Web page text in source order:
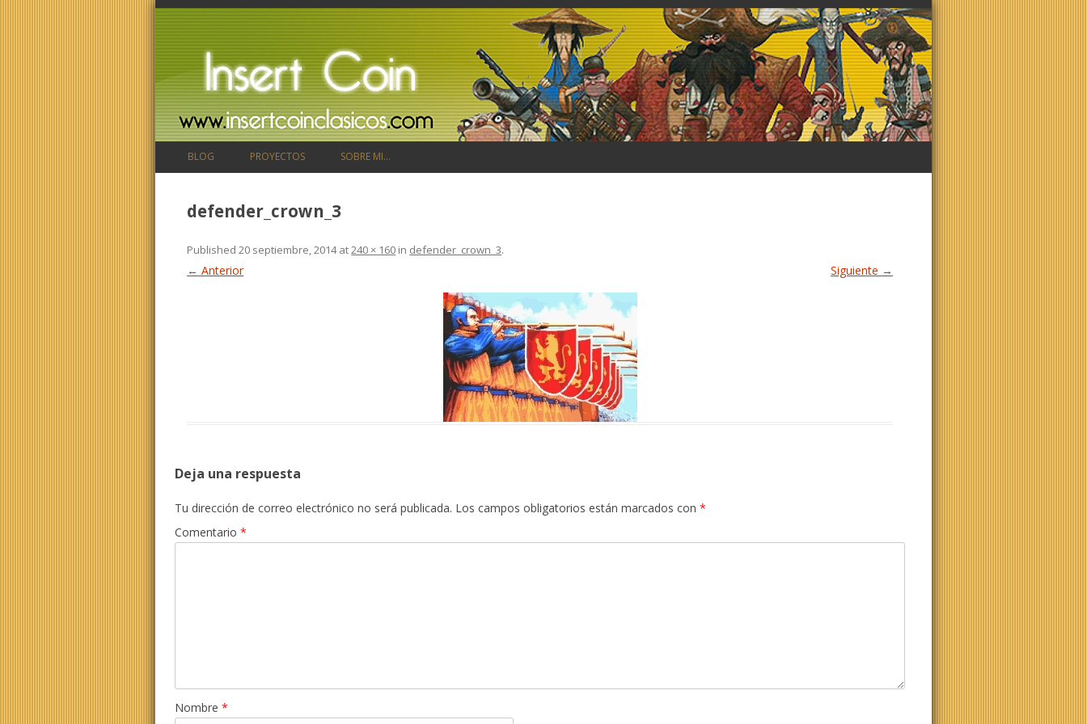
BLOG PROYECTOS SOBRE MI…
defender_crown_3
Published20 septiembre, 2014at240 × 160 in defender_crown_3.
← Anterior Siguiente →
Deja una respuesta
Tu dirección de correo electrónico no será publicada. Los campos obligatorios están marcados con *
Comentario *
Nombre *